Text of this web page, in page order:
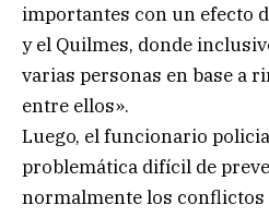
importantes con un efecto
y el Quilmes, donde
varias personas en base a
entre ellos».
Luego, el funcionario
problemática difícil de
normalmente los conflictos